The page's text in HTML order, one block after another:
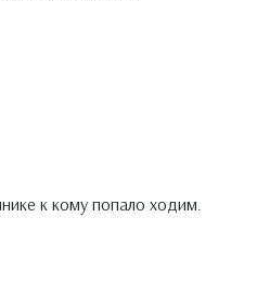
к кому попало ходим.